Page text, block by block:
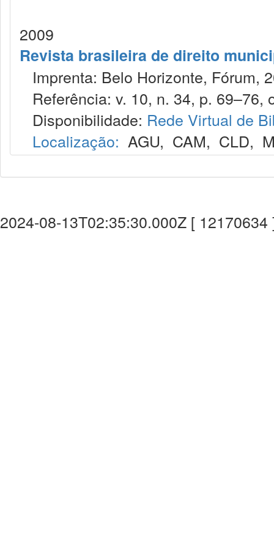
2009
Revista brasileira de direito
Imprenta: Belo Horizonte, Fórum,
Referência: v. 10, n. 34, p. 69–76,
Disponibilidade: Rede Virtual de
Localização: AGU, CAM, CLD,
2024-08-13T02:35:30.000Z [ 12170634